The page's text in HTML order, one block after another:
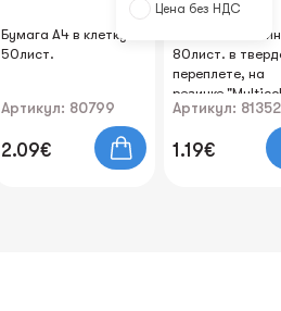
Бумага А4 в клетку
50лист.
Артикул: 80799
2.09€
Блокнот А7 в
80лист. в
переплете, на
резинке
Артикул: 81352
1.19€
Цена без НДС